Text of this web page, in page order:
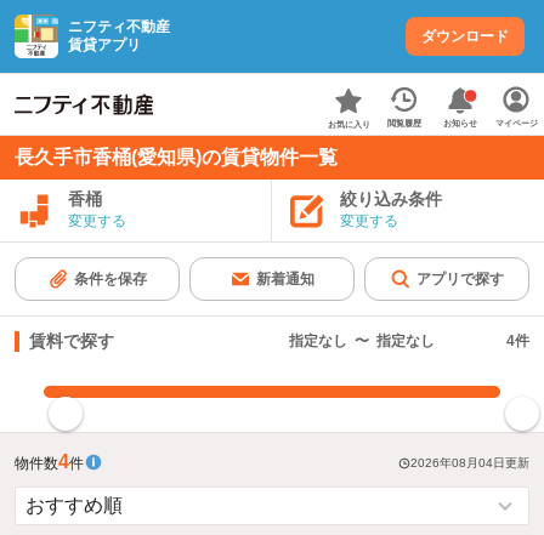
ニフティ不動産
賃貸アプリ
ダウンロード
お気に入り 閲覧履歴 お知らせ マイページ
長久手市香桶(愛知県)の賃貸物件一覧
香桶
変更する
絞り込み条件
変更する
条件を保存 新着通知 アプリで探す
賃料で探す 指定なし 〜 指定なし 4件
物件数4件 2026年08月04日更新